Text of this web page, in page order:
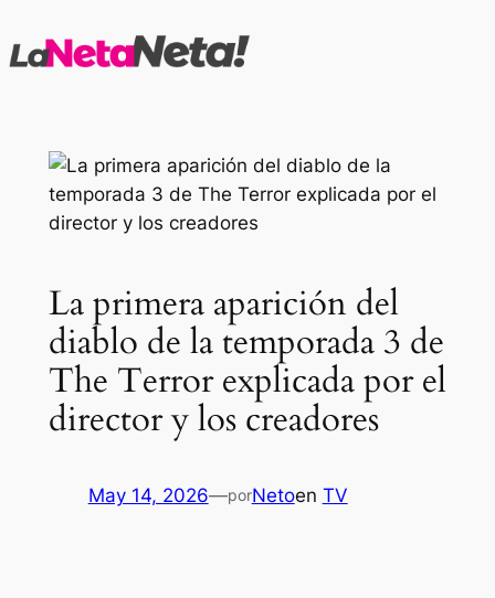
al
La primera aparición del
diablo de la temporada 3 de
The Terror explicada por el
director y los creadores
May 14, 2026—porNetoen TV